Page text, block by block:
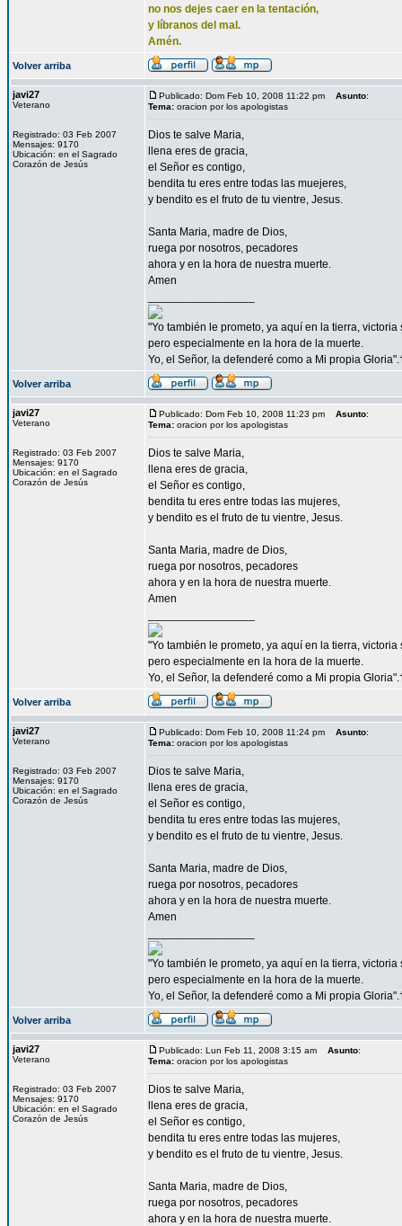
no nos dejes caer en la tentación,
y líbranos del mal.
Amén.
Volver arriba
javi27
Veterano
Registrado: 03 Feb 2007
Mensajes: 9170
Ubicación: en el Sagrado
Corazón de Jesús
Publicado: Dom Feb 10, 2008 11:22 pm Asunto:
Tema: oracion por los apologistas
Dios te salve Maria,
llena eres de gracia,
el Señor es contigo,
bendita tu eres entre todas las muejeres,
y bendito es el fruto de tu vientre, Jesus.
Santa Maria, madre de Dios,
ruega por nosotros, pecadores
ahora y en la hora de nuestra muerte.
Amen
"Yo también le prometo, ya aquí en la tierra,
pero especialmente en la hora de la muerte.
Yo, el Señor, la defenderé como a Mi propia
Volver arriba
javi27
Veterano
Registrado: 03 Feb 2007
Mensajes: 9170
Ubicación: en el Sagrado
Corazón de Jesús
Publicado: Dom Feb 10, 2008 11:23 pm Asunto:
Tema: oracion por los apologistas
Dios te salve Maria,
llena eres de gracia,
el Señor es contigo,
bendita tu eres entre todas las mujeres,
y bendito es el fruto de tu vientre, Jesus.
Santa Maria, madre de Dios,
ruega por nosotros, pecadores
ahora y en la hora de nuestra muerte.
Amen
"Yo también le prometo, ya aquí en la tierra,
pero especialmente en la hora de la muerte.
Yo, el Señor, la defenderé como a Mi propia
Volver arriba
javi27
Veterano
Registrado: 03 Feb 2007
Mensajes: 9170
Ubicación: en el Sagrado
Corazón de Jesús
Publicado: Dom Feb 10, 2008 11:24 pm Asunto:
Tema: oracion por los apologistas
Dios te salve Maria,
llena eres de gracia,
el Señor es contigo,
bendita tu eres entre todas las mujeres,
y bendito es el fruto de tu vientre, Jesus.
Santa Maria, madre de Dios,
ruega por nosotros, pecadores
ahora y en la hora de nuestra muerte.
Amen
"Yo también le prometo, ya aquí en la tierra,
pero especialmente en la hora de la muerte.
Yo, el Señor, la defenderé como a Mi propia
Volver arriba
javi27
Veterano
Registrado: 03 Feb 2007
Mensajes: 9170
Ubicación: en el Sagrado
Corazón de Jesús
Publicado: Lun Feb 11, 2008 3:15 am Asunto:
Tema: oracion por los apologistas
Dios te salve Maria,
llena eres de gracia,
el Señor es contigo,
bendita tu eres entre todas las mujeres,
y bendito es el fruto de tu vientre, Jesus.
Santa Maria, madre de Dios,
ruega por nosotros, pecadores
ahora y en la hora de nuestra muerte.